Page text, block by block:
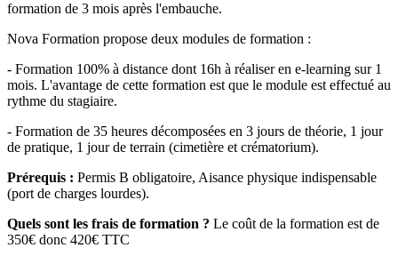
formation de 3 mois après l'embauche.
Nova Formation propose deux modules de formation :
- Formation 100% à distance dont 16h à réaliser en e-learning sur 1
mois. L'avantage de cette formation est que le module est effectué au
rythme du stagiaire.
- Formation de 35 heures décomposées en 3 jours de théorie, 1 jour
de pratique, 1 jour de terrain (cimetière et crématorium).
Prérequis : Permis B obligatoire, Aisance physique indispensable
(port de charges lourdes).
Quels sont les frais de formation ? Le coût de la formation est de
350€ donc 420€ TTC